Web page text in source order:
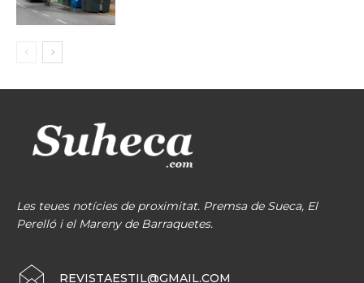
Les teues notícies de proximitat. Premsa de Sueca, El
Perelló i el Mareny de Barraquetes.
REVISTAESTIL@GMAIL.COM